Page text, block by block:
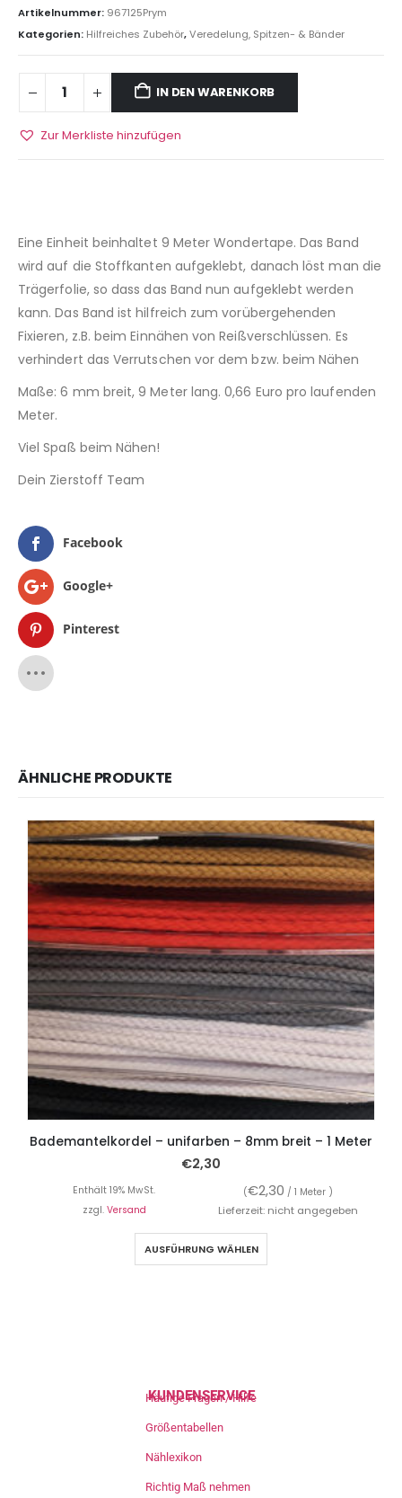
Artikelnummer: 967125Prym
Kategorien: Hilfreiches Zubehör,Veredelung, Spitzen- & Bänder
IN DEN WARENKORB
Zur Merkliste hinzufügen
Eine Einheit beinhaltet 9 Meter Wondertape. Das Band
wird auf die Stoffkanten aufgeklebt, danach löst man die
Trägerfolie, so dass das Band nun aufgeklebt werden
kann. Das Band ist hilfreich zum vorübergehenden
Fixieren, z.B. beim Einnähen von Reißverschlüssen. Es
verhindert das Verrutschen vor dem bzw. beim Nähen
Maße: 6 mm breit, 9 Meter lang. 0,66 Euro pro laufenden
Meter.
Viel Spaß beim Nähen!
Dein Zierstoff Team
Facebook
Google+
Pinterest
ÄHNLICHE PRODUKTE
Bademantelkordel – unifarben – 8mm breit – 1 Meter
€2,30
Enthält 19% MwSt. (€2,30 / 1 Meter )
zzgl. Versand Lieferzeit: nicht angegeben
AUSFÜHRUNG WÄHLEN
KUNDENSERVICE
Häufige Fragen / Hilfe
Größentabellen
Nählexikon
Richtig Maß nehmen